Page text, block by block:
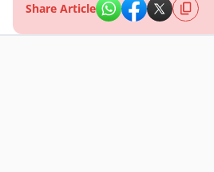
Share Article